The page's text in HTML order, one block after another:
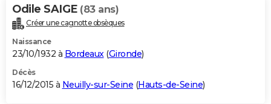
Odile SAIGE (83 ans)
Créer une cagnotte obsèques
Naissance
23/10/1932 à Bordeaux(Gironde)
Décès
16/12/2015 à Neuilly-sur-Seine (Hauts-de-Seine)